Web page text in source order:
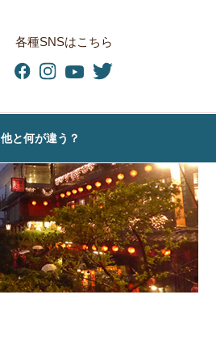
各種SNSはこちら
他と何が違う？